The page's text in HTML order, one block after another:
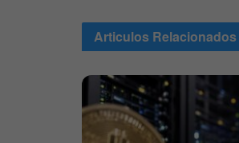
Articulos Relacionados